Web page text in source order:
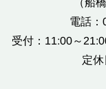
（船
電話：
受付：11:00～
定休